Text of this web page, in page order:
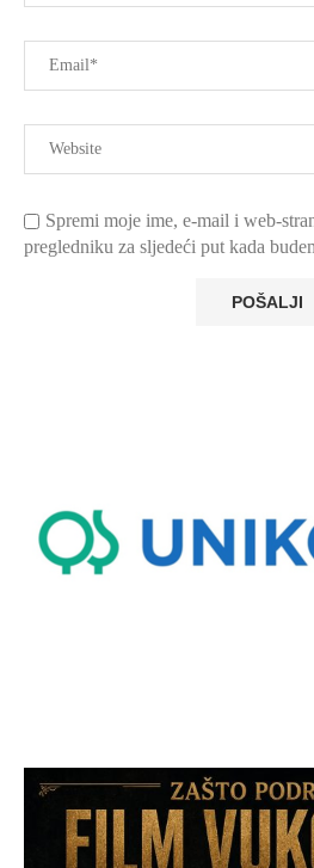
Spremi moje ime, e-mail i web-
pregledniku za sljedeći put kada